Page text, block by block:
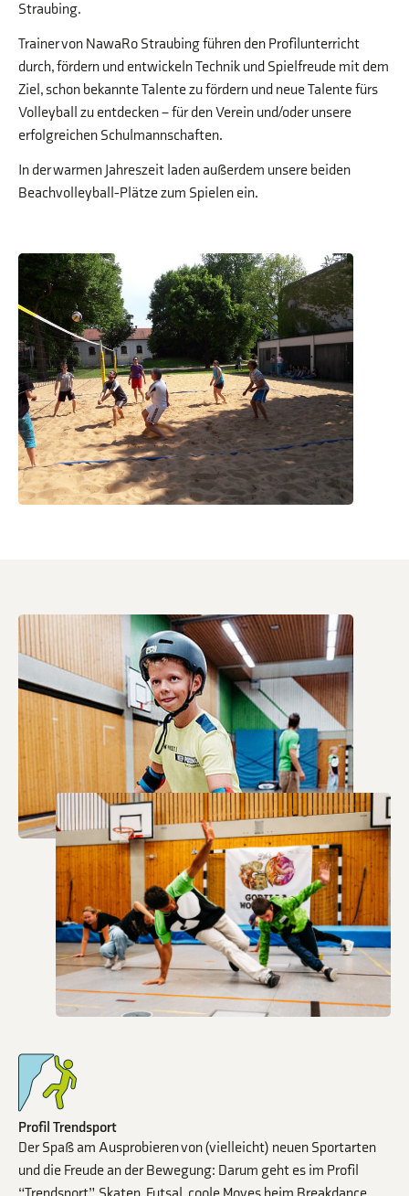
Straubing.
Trainer von NawaRo Straubing führen den Profilunterricht
durch, fördern und entwickeln Technik und Spielfreude mit dem
Ziel, schon bekannte Talente zu fördern und neue Talente fürs
Volleyball zu entdecken – für den Verein und/oder unsere
erfolgreichen Schulmannschaften.
In der warmen Jahreszeit laden außerdem unsere beiden
Beachvolleyball-Plätze zum Spielen ein.
Profil Trendsport
Der Spaß am Ausprobieren von (vielleicht) neuen Sportarten
und die Freude an der Bewegung: Darum geht es im Profil